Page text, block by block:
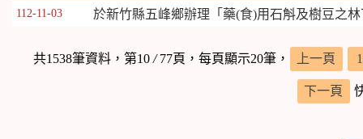
112-11-03 於新竹縣五峰鄉辦理「藥(食)用石斛及樹豆之
共1538筆資料，第10/77頁，每頁顯示20筆， 上一頁 1
下一頁